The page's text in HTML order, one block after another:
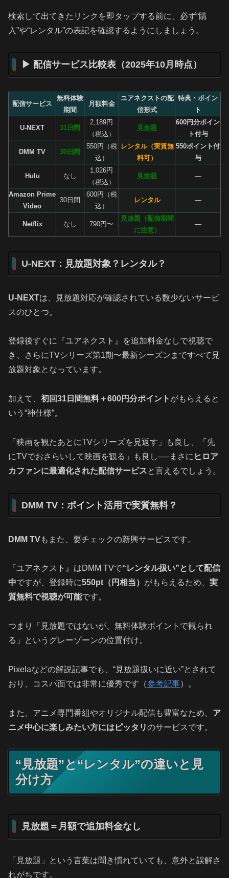
検索して出てきたリンクを即タップする前に、必ず“購
入”や“レンタル”の表記を確認するようにしましょう。
▶ 配信サービス比較表（2025年10月時点）
配信サービス
無料体験
期間
月額料金
ユアネクストの配
信形式
特典・ポイン
ト
U-NEXT 31日間
2,189円
（税込）
見放題
600円分ポイン
ト付与
DMM TV 30日間
550円（税
込）
レンタル（実質無
料可）
550ポイント付
与
Hulu なし
1,026円
（税込）
見放題 ―
Amazon Prime
Video
30日間
600円（税
込）
レンタル ―
Netflix なし 790円〜
見放題（配信期間
に注意）
―
U‑NEXT：見放題対象？レンタル？
U‑NEXTは、見放題対応が確認されている数少ないサービ
スのひとつ。
登録後すぐに『ユアネクスト』を追加料金なしで視聴で
き、さらにTVシリーズ第1期〜最新シーズンまですべて見
放題対象となっています。
加えて、 初回31日間無料＋600円分ポイント がもらえると
いう“神仕様”。
「映画を観たあとにTVシリーズを見返す」も良し、「先
にTVでおさらいして映画を観る」も良し──まさに ヒロア
カファンに最適化された配信サービスと言えるでしょう。
DMM TV：ポイント活用で実質無料？
DMM TVもまた、要チェックの新興サービスです。
『ユアネクスト』はDMM TVで“レンタル扱い”として配信
中ですが、登録時に550pt（円相当） がもらえるため、 実
質無料で視聴が可能です。
つまり「見放題ではないが、無料体験ポイントで観られ
る」というグレーゾーンの位置付け。
Pixelaなどの解説記事でも、“見放題扱いに近い”とされて
おり、コスパ面では非常に優秀です（参考記事）。
また、アニメ専門番組やオリジナル配信も豊富なため、 ア
ニメ中心に楽しみたい方にはピッタリのサービスです。
“見放題”と“レンタル”の違いと見
分け方
見放題＝月額で追加料金なし
「見放題」という言葉は聞き慣れていても、意外と誤解さ
れがちです。